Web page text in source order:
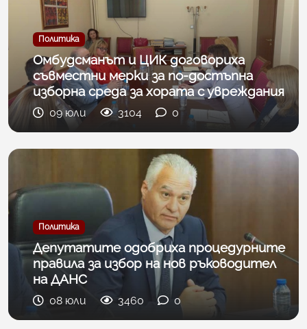
Политика
Омбудсманът и ЦИК договориха
съвместни мерки за по-достъпна
изборна среда за хората с увреждания
09 юли 3104 0
Политика
Депутатите одобриха процедурните
правила за избор на нов ръководител
на ДАНС
08 юли 3460 0